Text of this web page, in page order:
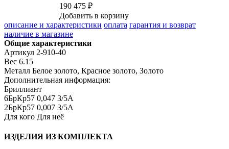
190 475 ₽
Добавить в корзину
описание и характеристики оплата гарантия и возврат
наличие в магазине
Общие характеристики
Артикул 2-910-40
Вес 6.15
Металл Белое золото, Красное золото, Золото
Дополнительная информация:
Бриллиант
6БрКр57 0,047 3/5А
2БрКр57 0,007 3/5А
Для кого Для неё
ИЗДЕЛИЯ ИЗ КОМПЛЕКТА